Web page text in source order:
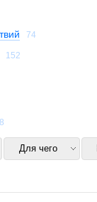
74
152
8
Для чего